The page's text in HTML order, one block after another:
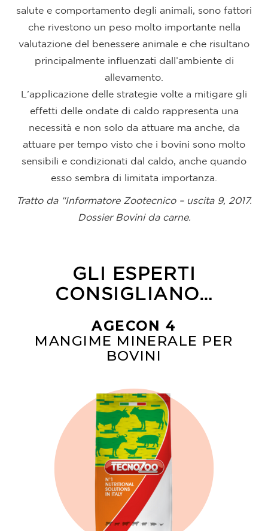
salute e comportamento degli animali, sono fattori
che rivestono un peso molto importante nella
valutazione del benessere animale e che risultano
principalmente influenzati dall’ambiente di
allevamento.
L’applicazione delle strategie volte a mitigare gli
effetti delle ondate di caldo rappresenta una
necessità e non solo da attuare ma anche, da
attuare per tempo visto che i bovini sono molto
sensibili e condizionati dal caldo, anche quando
esso sembra di limitata importanza.
Tratto da “Informatore Zootecnico – uscita 9, 2017.
Dossier Bovini da carne.
GLI ESPERTI
CONSIGLIANO…
AGECON 4
MANGIME MINERALE PER
BOVINI